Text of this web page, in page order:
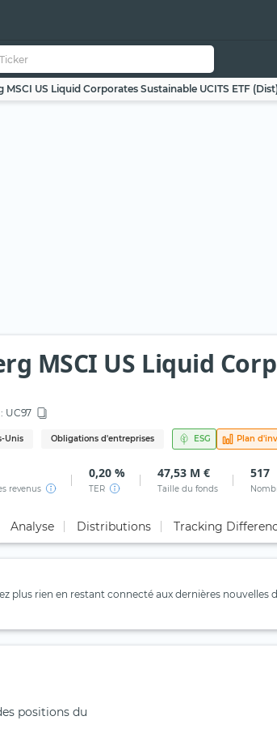
MSCI US Liquid Corporates Sustainable UCITS ETF
MSCI US Liquid
UC97
Unis Obligations d'entreprises ESG Plan
revenus
0,20 %
TER
47,53 M €
Taille du fonds
517
Analyse Distributions Tracking
plus rien en restant connecté aux dernières nouvelles
positions du